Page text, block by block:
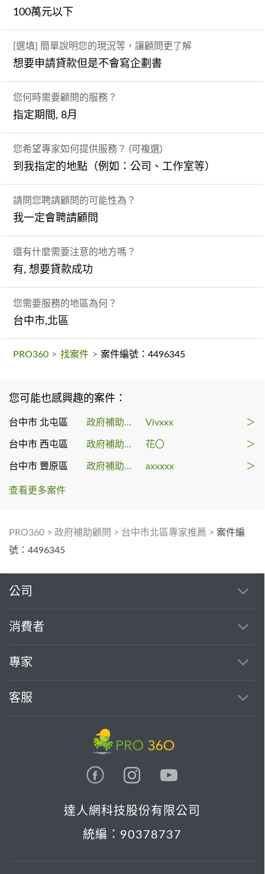
100萬元以下
[選填] 簡單說明您的現況等，讓顧問更了解
想要申請貸款但是不會寫企劃書
您何時需要顧問的服務？
指定期間, 8月
您希望專家如何提供服務？ (可複選)
到我指定的地點（例如：公司、工作室等）
請問您聘請顧問的可能性為？
我一定會聘請顧問
還有什麼需要注意的地方嗎？
有, 想要貸款成功
您需要服務的地區為何？
台中市,北區
PRO360 > 找案件 > 案件編號：4496345
您可能也感興趣的案件：
台中市 北屯區 政府補助顧問 Vivxxx ＞
台中市 西屯區 政府補助顧問 花〇 ＞
台中市 豐原區 政府補助顧問 axxxxx ＞
查看更多案件
PRO360 > 政府補助顧問 > 台中市北區專家推薦 > 案件編
號：4496345
公司
消費者
專家
客服
達人網科技股份有限公司
統編：90378737